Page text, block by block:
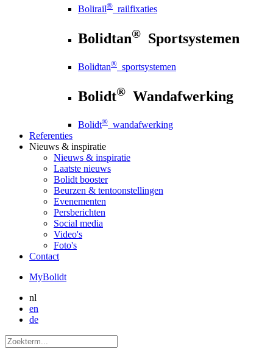
Bolirail® railfixaties
Bolidtan® Sportsystemen
Bolidtan® sportsystemen
Bolidt® Wandafwerking
Bolidt® wandafwerking
Referenties
Nieuws & inspiratie
Nieuws & inspiratie
Laatste nieuws
Bolidt booster
Beurzen & tentoonstellingen
Evenementen
Persberichten
Social media
Video's
Foto's
Contact
MyBolidt
nl
en
de